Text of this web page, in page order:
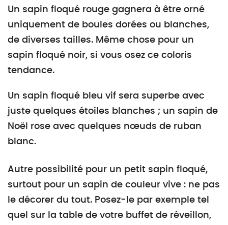
Un sapin floqué rouge gagnera à être orné
uniquement de boules dorées ou blanches,
de diverses tailles. Même chose pour un
sapin floqué noir, si vous osez ce coloris
tendance.
Un sapin floqué bleu vif sera superbe avec
juste quelques étoiles blanches ; un sapin de
Noël rose avec quelques nœuds de ruban
blanc.
Autre possibilité pour un petit sapin floqué,
surtout pour un sapin de couleur vive : ne pas
le décorer du tout. Posez-le par exemple tel
quel sur la table de votre buffet de réveillon,